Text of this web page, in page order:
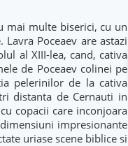
mai multe biserici, cu un
Poceaev are astazi
al XIII-lea, cand, cativa
de Poceaev colinei pe
pelerinilor de la cativa
distanta de Cernauti in
copacii care inconjoara
impresionante
uriase scene biblice si